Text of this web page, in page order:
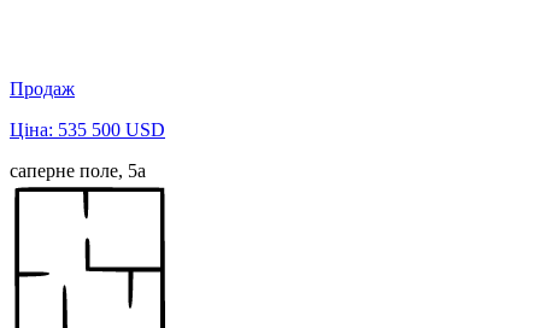
Продаж
Ціна: 535 500 USD
саперне поле, 5а